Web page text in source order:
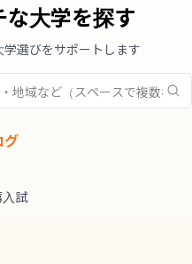
大学を探す
選びをサポートします
グ
試